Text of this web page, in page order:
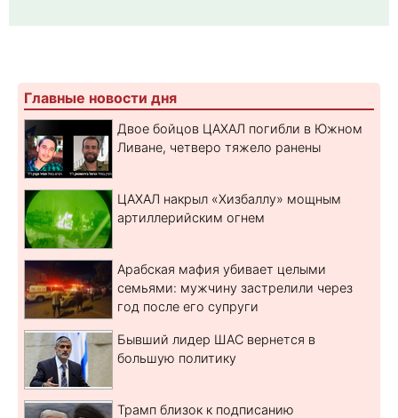
Главные новости дня
Двое бойцов ЦАХАЛ погибли в Южном
Ливане, четверо тяжело ранены
ЦАХАЛ накрыл «Хизбаллу» мощным
артиллерийским огнем
Арабская мафия убивает целыми
семьями: мужчину застрелили через
год после его супруги
Бывший лидер ШАС вернется в
большую политику
Трамп близок к подписанию